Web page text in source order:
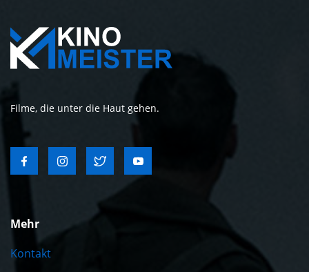
Filme, die unter die Haut gehen.
Mehr
Kontakt